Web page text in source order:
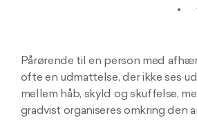
Pårørende til en person med
ofte en udmattelse, der ikke ses
mellem håb, skyld og skuffelse,
gradvist organiseres omkring den